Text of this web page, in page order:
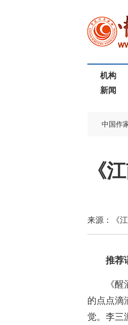
机构
新闻
中国作
《
来源：《
推荐
《
的点点滴
觉。李三